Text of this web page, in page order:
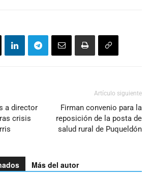
a director
crisis
Artículo siguiente
Firman convenio para la
reposición de la posta de
salud rural de Puqueldón
Más del autor